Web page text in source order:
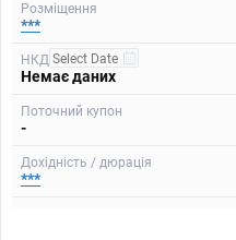
Розміщення
***
НКД
Немає даних
Поточний купон
-
Дохідність / дюрація
***